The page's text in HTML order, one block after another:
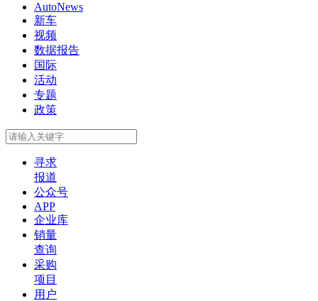
AutoNews
新车
视频
数据报告
国际
活动
专题
政策
寻求
报道
公众号
APP
企业库
销量
查询
采购
项目
用户